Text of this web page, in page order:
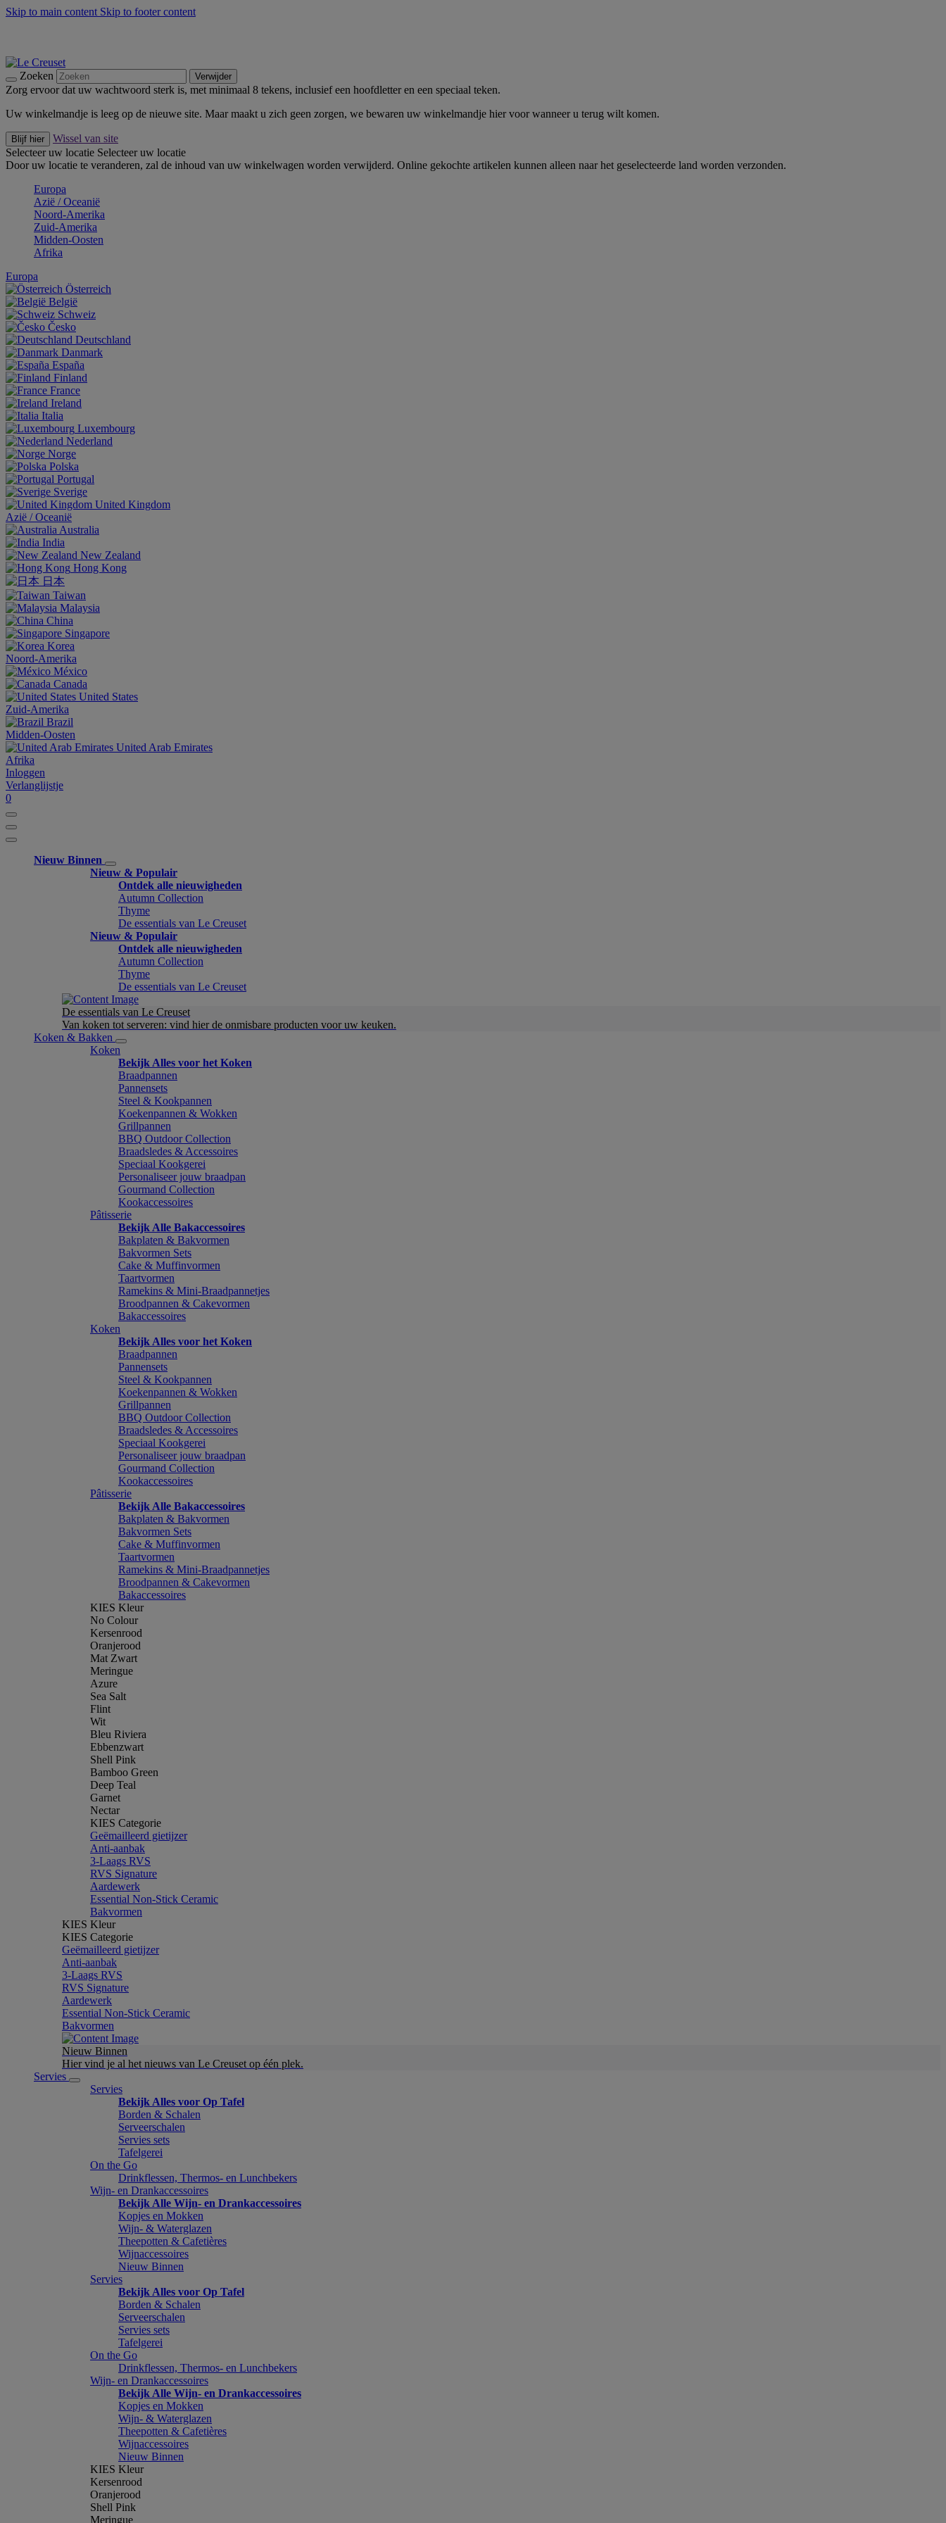
Skip to main content Skip to footer content
Zoeken Verwijder
Zorg ervoor dat uw wachtwoord sterk is, met minimaal 8 tekens, inclusief een hoofdletter en een speciaal teken.
Uw winkelmandje is leeg op de nieuwe site. Maar maakt u zich geen zorgen, we bewaren uw winkelmandje hier voor wanneer u terug wilt komen.
Blijf hier
Wissel van site
Selecteer uw locatie Selecteer uw locatie
Door uw locatie te veranderen, zal de inhoud van uw winkelwagen worden verwijderd. Online gekochte artikelen kunnen alleen naar het geselecteerde land worden verzonden.
Europa
Aziё / Oceaniё
Noord-Amerika
Zuid-Amerika
Midden-Oosten
Afrika
Europa
Österreich
België
Schweiz
Česko
Deutschland
Danmark
España
Finland
France
Ireland
Italia
Luxembourg
Nederland
Norge
Polska
Portugal
Sverige
United Kingdom
Aziё / Oceaniё
Australia
India
New Zealand
Hong Kong
日本
Taiwan
Malaysia
China
Singapore
Korea
Noord-Amerika
México
Canada
United States
Zuid-Amerika
Brazil
Midden-Oosten
United Arab Emirates
Afrika
Inloggen
Verlanglijstje
0
Nieuw Binnen
Nieuw & Populair
Ontdek alle nieuwigheden
Autumn Collection
Thyme
De essentials van Le Creuset
Nieuw & Populair
Ontdek alle nieuwigheden
Autumn Collection
Thyme
De essentials van Le Creuset
De essentials van Le Creuset
Van koken tot serveren: vind hier de onmisbare producten voor uw keuken.
Koken & Bakken
Koken
Bekijk Alles voor het Koken
Braadpannen
Pannensets
Steel & Kookpannen
Koekenpannen & Wokken
Grillpannen
BBQ Outdoor Collection
Braadsledes & Accessoires
Speciaal Kookgerei
Personaliseer jouw braadpan
Gourmand Collection
Kookaccessoires
Pâtisserie
Bekijk Alle Bakaccessoires
Bakplaten & Bakvormen
Bakvormen Sets
Cake & Muffinvormen
Taartvormen
Ramekins & Mini-Braadpannetjes
Broodpannen & Cakevormen
Bakaccessoires
Koken
Bekijk Alles voor het Koken
Braadpannen
Pannensets
Steel & Kookpannen
Koekenpannen & Wokken
Grillpannen
BBQ Outdoor Collection
Braadsledes & Accessoires
Speciaal Kookgerei
Personaliseer jouw braadpan
Gourmand Collection
Kookaccessoires
Pâtisserie
Bekijk Alle Bakaccessoires
Bakplaten & Bakvormen
Bakvormen Sets
Cake & Muffinvormen
Taartvormen
Ramekins & Mini-Braadpannetjes
Broodpannen & Cakevormen
Bakaccessoires
KIES Kleur
No Colour
Kersenrood
Oranjerood
Mat Zwart
Meringue
Azure
Sea Salt
Flint
Wit
Bleu Riviera
Ebbenzwart
Shell Pink
Bamboo Green
Deep Teal
Garnet
Nectar
KIES Categorie
Geëmailleerd gietijzer
Anti-aanbak
3-Laags RVS
RVS Signature
Aardewerk
Essential Non-Stick Ceramic
Bakvormen
KIES Kleur
KIES Categorie
Geëmailleerd gietijzer
Anti-aanbak
3-Laags RVS
RVS Signature
Aardewerk
Essential Non-Stick Ceramic
Bakvormen
Nieuw Binnen
Hier vind je al het nieuws van Le Creuset op één plek.
Servies
Servies
Bekijk Alles voor Op Tafel
Borden & Schalen
Serveerschalen
Servies sets
Tafelgerei
On the Go
Drinkflessen, Thermos- en Lunchbekers
Wijn- en Drankaccessoires
Bekijk Alle Wijn- en Drankaccessoires
Kopjes en Mokken
Wijn- & Waterglazen
Theepotten & Cafetières
Wijnaccessoires
Nieuw Binnen
Servies
Bekijk Alles voor Op Tafel
Borden & Schalen
Serveerschalen
Servies sets
Tafelgerei
On the Go
Drinkflessen, Thermos- en Lunchbekers
Wijn- en Drankaccessoires
Bekijk Alle Wijn- en Drankaccessoires
Kopjes en Mokken
Wijn- & Waterglazen
Theepotten & Cafetières
Wijnaccessoires
Nieuw Binnen
KIES Kleur
Kersenrood
Oranjerood
Shell Pink
Meringue